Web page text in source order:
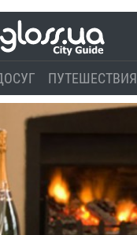
ПУТЕШЕСТВИЯ